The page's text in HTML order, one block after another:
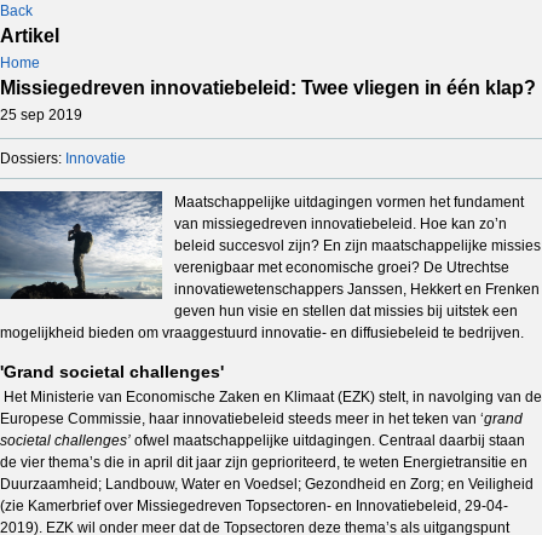
Back
Artikel
Home
Missiegedreven innovatiebeleid: Twee vliegen in één klap?
25 sep 2019
Dossiers: Innovatie
Maatschappelijke uitdagingen vormen het fundament
van missiegedreven innovatiebeleid. Hoe kan zo’n
beleid succesvol zijn? En zijn maatschappelijke missies
verenigbaar met economische groei? De Utrechtse
innovatiewetenschappers Janssen, Hekkert en Frenken
geven hun visie en stellen dat missies bij uitstek een
mogelijkheid bieden om vraaggestuurd innovatie- en diffusiebeleid te bedrijven.
'Grand societal challenges'
Het Ministerie van Economische Zaken en Klimaat (EZK) stelt, in navolging van de
Europese Commissie, haar innovatiebeleid steeds meer in het teken van ‘grand
societal challenges’ ofwel maatschappelijke uitdagingen. Centraal daarbij staan
de vier thema’s die in april dit jaar zijn geprioriteerd, te weten Energietransitie en
Duurzaamheid; Landbouw, Water en Voedsel; Gezondheid en Zorg; en Veiligheid
(zie Kamerbrief over Missiegedreven Topsectoren- en Innovatiebeleid, 29-04-
2019). EZK wil onder meer dat de Topsectoren deze thema’s als uitgangspunt